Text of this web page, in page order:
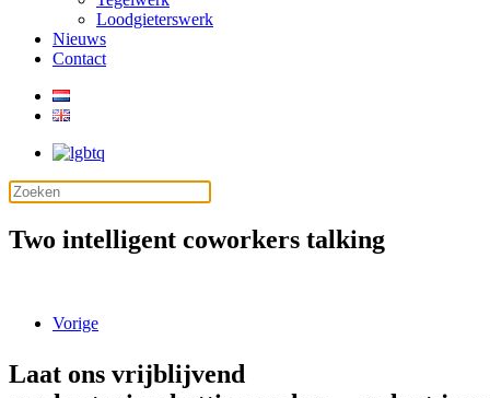
Loodgieterswerk
Nieuws
Contact
Two intelligent coworkers talking
Vorige
Laat ons vrijblijvend